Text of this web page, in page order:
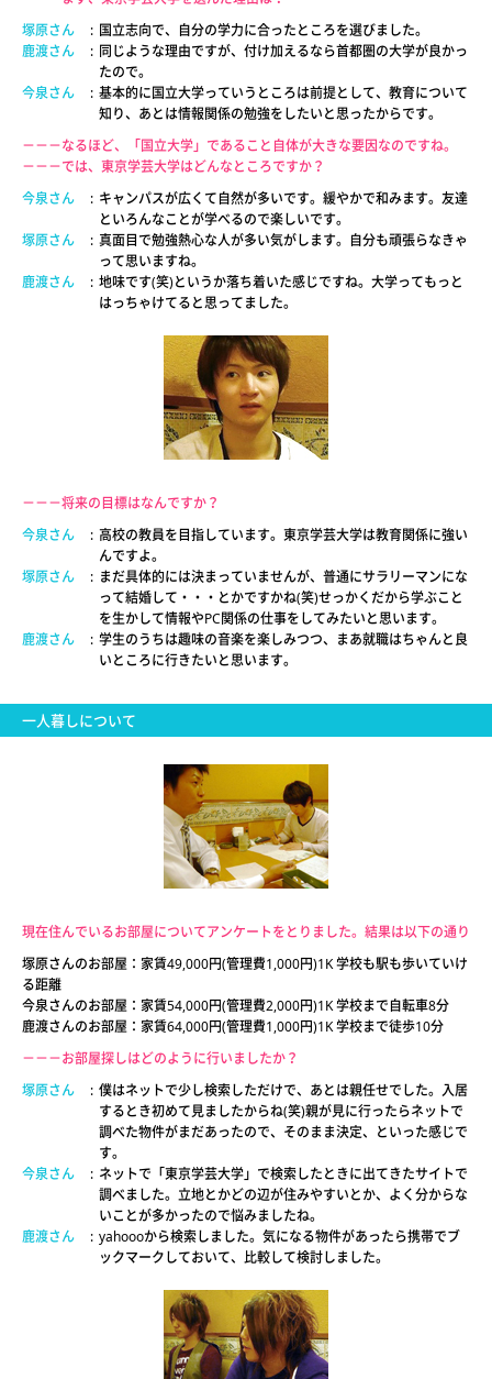
塚原さん
: 国立志向で、自分の学力に合ったところを選びました。
鹿渡さん
: 同じような理由ですが、付け加えるなら首都圏の大学が良かっ
たので。
今泉さん
: 基本的に国立大学っていうところは前提として、教育について
知り、あとは情報関係の勉強をしたいと思ったからです。
－－－なるほど、「国立大学」であること自体が大きな要因なのですね。
－－－では、東京学芸大学はどんなところですか？
今泉さん
: キャンパスが広くて自然が多いです。緩やかで和みます。友達
といろんなことが学べるので楽しいです。
塚原さん
: 真面目で勉強熱心な人が多い気がします。自分も頑張らなきゃ
って思いますね。
鹿渡さん
: 地味です(笑)というか落ち着いた感じですね。大学ってもっと
はっちゃけてると思ってました。
－－－将来の目標はなんですか？
今泉さん
: 高校の教員を目指しています。東京学芸大学は教育関係に強い
んですよ。
塚原さん
: まだ具体的には決まっていませんが、普通にサラリーマンにな
って結婚して・・・とかですかね(笑)せっかくだから学ぶこと
を生かして情報やPC関係の仕事をしてみたいと思います。
鹿渡さん
: 学生のうちは趣味の音楽を楽しみつつ、まあ就職はちゃんと良
いところに行きたいと思います。
一人暮しについて
現在住んでいるお部屋についてアンケートをとりました。結果は以下の通り
塚原さんのお部屋：家賃49,000円(管理費1,000円)1K 学校も駅も歩いていけ
る距離
今泉さんのお部屋：家賃54,000円(管理費2,000円)1K 学校まで自転車8分
鹿渡さんのお部屋：家賃64,000円(管理費1,000円)1K 学校まで徒歩10分
－－－お部屋探しはどのように行いましたか？
塚原さん
: 僕はネットで少し検索しただけで、あとは親任せでした。入居
するとき初めて見ましたからね(笑)親が見に行ったらネットで
調べた物件がまだあったので、そのまま決定、といった感じで
す。
今泉さん
: ネットで「東京学芸大学」で検索したときに出てきたサイトで
調べました。立地とかどの辺が住みやすいとか、よく分からな
いことが多かったので悩みましたね。
鹿渡さん
: yahoooから検索しました。気になる物件があったら携帯でブ
ックマークしておいて、比較して検討しました。